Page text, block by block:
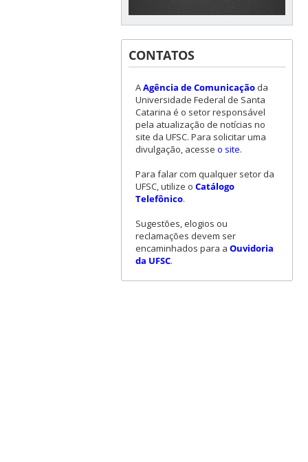
CONTATOS
AAgência de Comunicaçãoda
Universidade Federal de Santa
Catarina é o setor responsável
pela atualização de notícias no
site da UFSC. Para solicitar uma
divulgação, acesse o site.
Para falar com qualquer setor da
UFSC, utilize o Catálogo
Telefônico.
Sugestões, elogios ou
reclamações devem ser
encaminhados para a Ouvidoria
da UFSC.